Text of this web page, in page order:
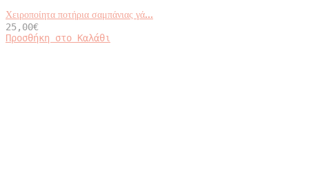
Χειροποίητα ποτήρια σαμπάνιας γά...
25,00€
Προσθήκη στο Καλάθι